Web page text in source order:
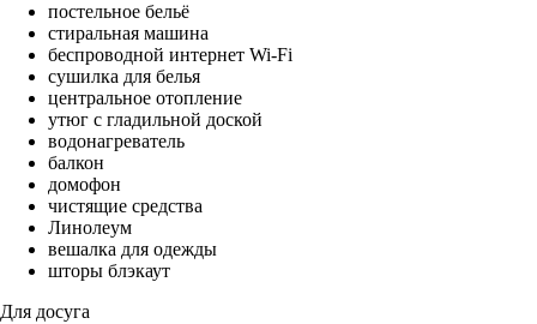
постельное бельё
стиральная машина
беспроводной интернет Wi-Fi
сушилка для белья
центральное отопление
утюг с гладильной доской
водонагреватель
балкон
домофон
чистящие средства
Линолеум
вешалка для одежды
шторы блэкаут
Для досуга